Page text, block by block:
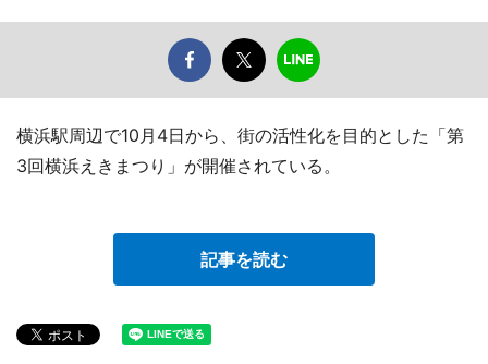
横浜駅周辺で10月4日から、街の活性化を目的とした「第
3回横浜えきまつり」が開催されている。
記事を読む